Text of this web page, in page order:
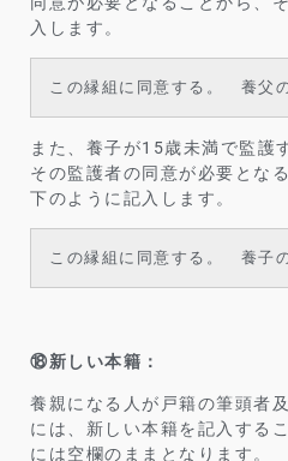
入します。
この縁組に同意する。 養
また、養子が15歳未満で監護
その監護者の同意が必要とな
下のように記入します。
この縁組に同意する。 養
⑱新しい本籍：
養親になる人が戸籍の筆頭者
には、新しい本籍を記入する
には空欄のままとなります。